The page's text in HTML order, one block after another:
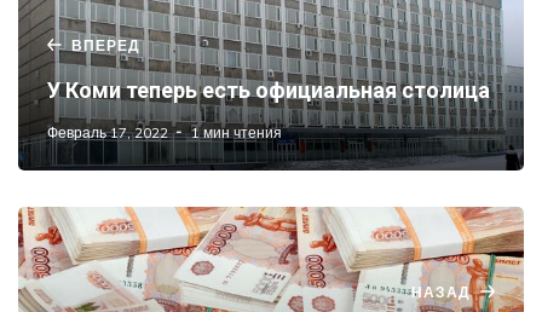
ВПЕРЕД
У Коми теперь есть официальная столица
Февраль 17, 2022 1 мин чтения
НАЗАД